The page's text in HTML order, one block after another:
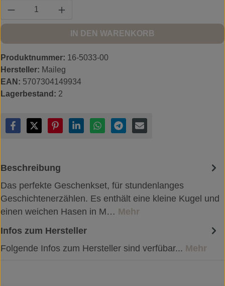
Produkt Anzahl: Gib den gewünschten Wert
IN DEN WARENKORB
Produktnummer: 16-5033-00
Hersteller: Maileg
EAN: 5707304149934
Lagerbestand: 2
Beschreibung
Das perfekte Geschenkset, für stundenlanges
Geschichtenerzählen. Es enthält eine kleine Kugel und
einen weichen Hasen in M… Mehr
Infos zum Hersteller
Folgende Infos zum Hersteller sind verfübar... Mehr